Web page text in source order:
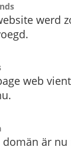
werd
web
domän är